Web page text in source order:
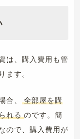
は、購入費用も管
ます。
合、
全部屋を購
れる のです。簡
ので、購入費用が